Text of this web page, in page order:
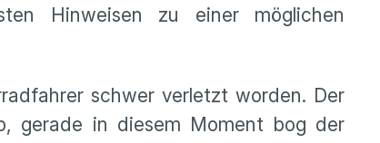
Hinweisen zu einer möglichen
schwer verletzt worden. Der
gerade in diesem Moment bog der